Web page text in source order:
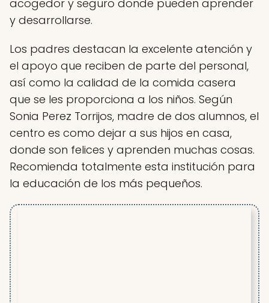
acogedor y seguro donde pueden aprender
y desarrollarse.
Los padres destacan la excelente atención y
el apoyo que reciben de parte del personal,
así como la calidad de la comida casera
que se les proporciona a los niños. Según
Sonia Perez Torrijos, madre de dos alumnos, el
centro es como dejar a sus hijos en casa,
donde son felices y aprenden muchas cosas.
Recomienda totalmente esta institución para
la educación de los más pequeños.